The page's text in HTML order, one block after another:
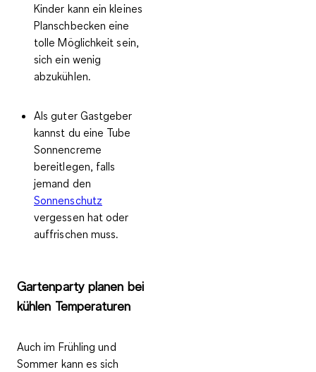
Kinder kann ein kleines
Planschbecken eine
tolle Möglichkeit sein,
sich ein wenig
abzukühlen.
Als guter Gastgeber
kannst du eine Tube
Sonnencreme
bereitlegen, falls
jemand den
Sonnenschutz
vergessen hat oder
auffrischen muss.
Gartenparty planen bei
kühlen Temperaturen
Auch im Frühling und
Sommer kann es sich